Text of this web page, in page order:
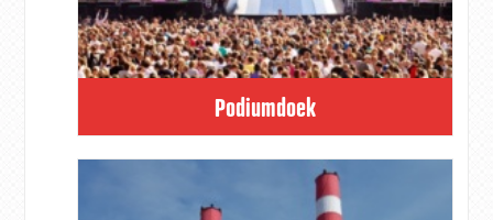
Podiumdoek